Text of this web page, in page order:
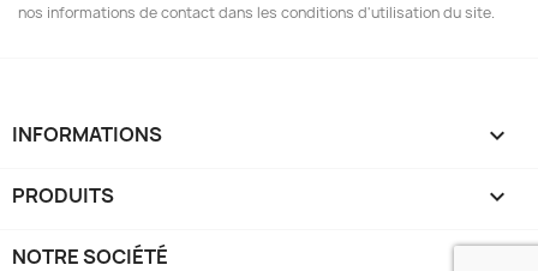
nos informations de contact dans les conditions d'utilisation du site.
INFORMATIONS keyboard_arrow_down
PRODUITS 
NOTRE SOCIÉTÉ